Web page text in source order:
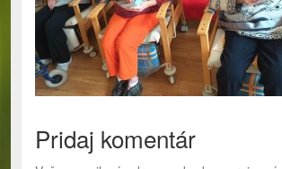
Pridaj komentár